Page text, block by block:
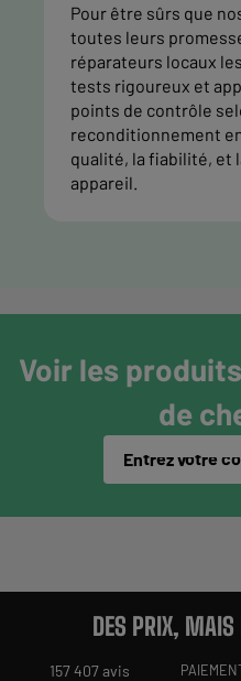
Pour être sûrs que
toutes leurs
réparateurs locaux
tests rigoureux et
points de contrôle
reconditionnement
qualité, la fiabilité, et
appareil.
Voir les
de
Entrez votre
DES PRIX, MAIS
157 407 avis